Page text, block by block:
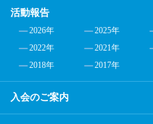
活動報告
2026年 2025年
2022年
2021年
2018年
2017年
入会のご案内